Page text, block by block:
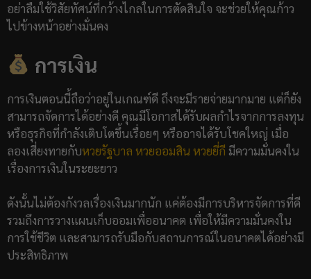
อย่าลืมใช้วิสัยทัศน์ที่กว้างไกลในการตัดสินใจ จะช่วยให้คุณก้าว
ไปข้างหน้าอย่างมั่นคง
การเงิน
การเงินตอนนี้ถือว่าอยู่ในเกณฑ์ดี ถึงจะมีรายจ่ายมากมาย แต่ก็ยัง
สามารถจัดการได้อย่างดี คุณมีโอกาสได้รับผลกำไรจากการลงทุน
หรือธุรกิจที่กำลังเติบโตขึ้นเรื่อยๆ หรืออาจได้รับโชคใหญ่ เมื่อ
ลองเสี่ยงทายกับหวยรัฐบาล หวยออมสิน หวยยี่กี มีความมั่นคงใน
เรื่องการเงินในระยะยาว
ดังนั้นไม่ต้องกังวลเรื่องเงินมากนัก แค่ต้องมีการบริหารจัดการที่ดี
รวมถึงการวางแผนเก็บออมเพื่ออนาคต เพื่อให้มีความมั่นคงใน
การใช้ชีวิต และสามารถรับมือกับสถานการณ์ในอนาคตได้อย่างมี
ประสิทธิภาพ